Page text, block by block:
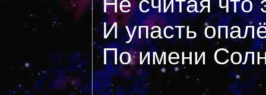
И упасть
По имени